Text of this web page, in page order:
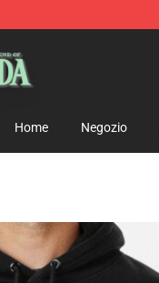
Home Negozio